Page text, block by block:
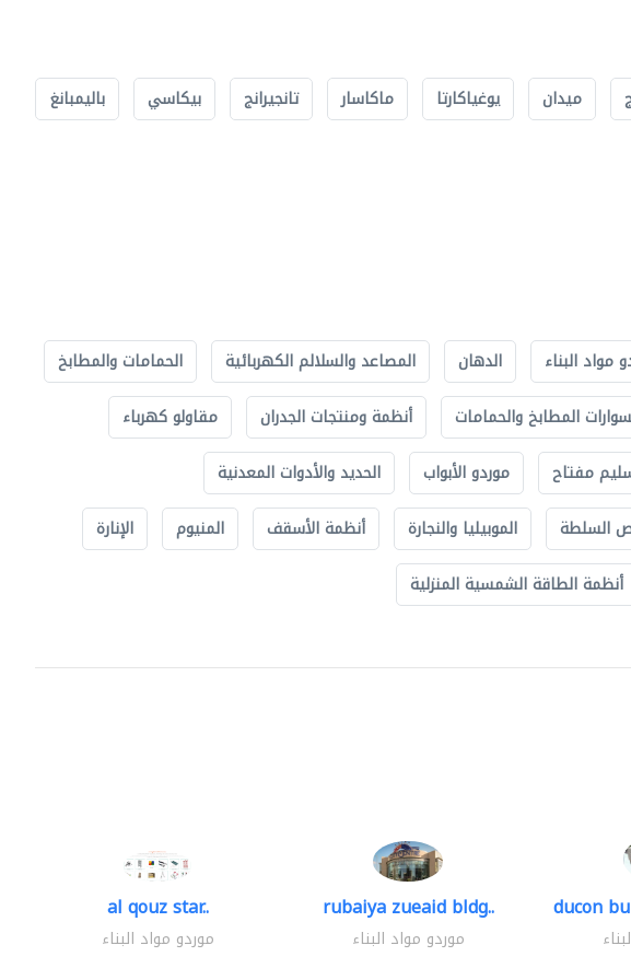
ميدان يوغياكارتا ماكاسار تانجيرانج بيكاسي باليمبانغ
مواد البناء الدهان المصاعد والسلالم الكهربائية
الحمامات والمطابخ
المطابخ والحمامات أنظمة ومنتجات الجدران
مقاولو كهرباء
مفتاح موردو الأبواب
الحديد والأدوات المعدنية
السلطة الموبيليا والنجارة أنظمة الأسقف المنيوم
الإنارة
أنظمة الطاقة الشمسية المنزلية
al qouz star..
موردو مواد البناء
rubaiya zueaid bldg..
موردو مواد البناء
ducon